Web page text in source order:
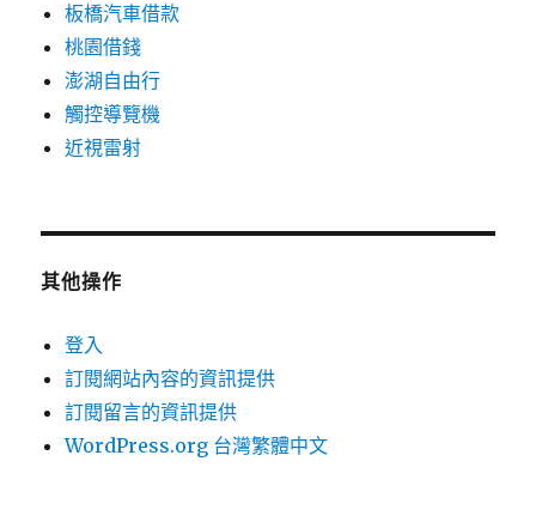
板橋汽車借款
桃園借錢
澎湖自由行
觸控導覽機
近視雷射
其他操作
登入
訂閱網站內容的資訊提供
訂閱留言的資訊提供
WordPress.org 台灣繁體中文